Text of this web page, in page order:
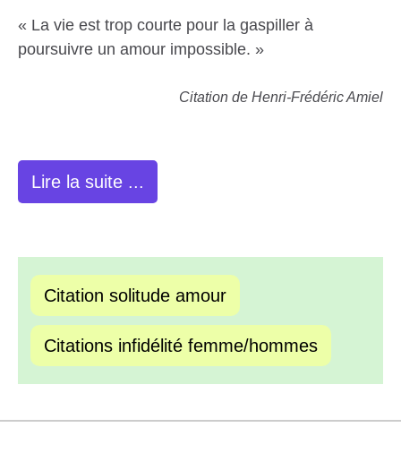
« La vie est trop courte pour la gaspiller à
poursuivre un amour impossible. »
Citation de Henri-Frédéric Amiel
Lire la suite ...
Citation solitude amour
Citations infidélité femme/hommes